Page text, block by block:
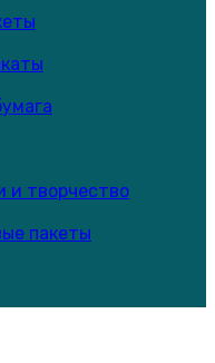
и творчество
пакеты